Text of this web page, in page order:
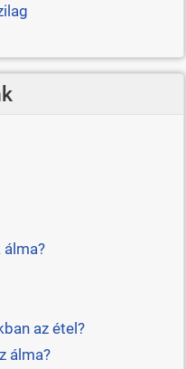
az étel?
álma?